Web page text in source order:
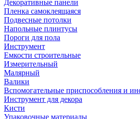
Декоративные панели
Пленка самоклеящаяся
Подвесные потолки
Напольные плинтусы
Пороги для пола
Инструмент
Емкости строительные
Измерительный
Малярный
Валики
Вспомогательные приспособления и
Инструмент для декора
Кисти
Упаковочные материалы